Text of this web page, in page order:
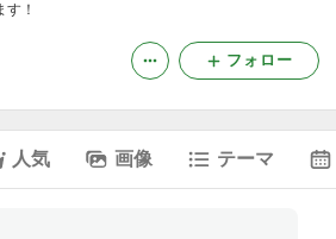
！
フォロー
人気 画像 テーマ